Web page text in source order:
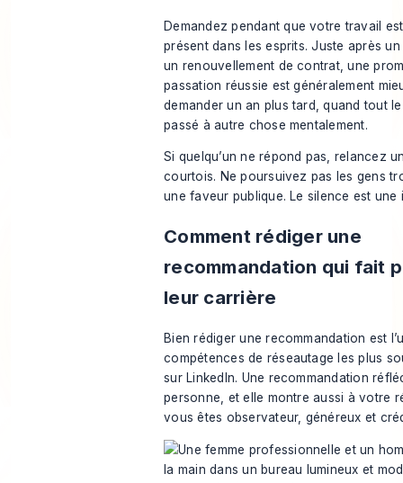
Demandez pendant que votre travail
présent dans les esprits. Juste après
un renouvellement de contrat, une
passation réussie est généralement
demander un an plus tard, quand tout
passé à autre chose mentalement.
Si quelqu’un ne répond pas, relancez
courtois. Ne poursuivez pas les gens
une faveur publique. Le silence est une
Comment rédiger une
recommandation qui fait
leur carrière
Bien rédiger une recommandation est
compétences de réseautage les plus
sur LinkedIn. Une recommandation
personne, et elle montre aussi à votre
vous êtes observateur, généreux et